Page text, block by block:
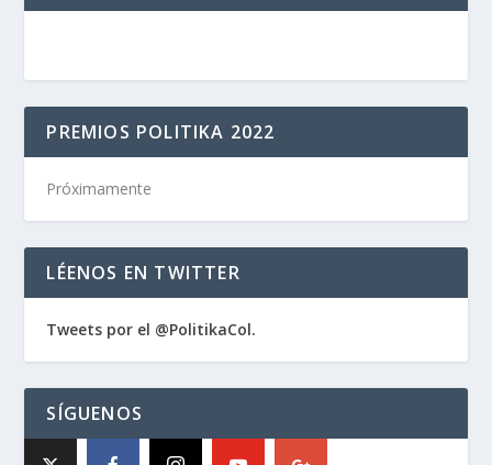
PREMIOS POLITIKA 2022
Próximamente
LÉENOS EN TWITTER
Tweets por el @PolitikaCol.
SÍGUENOS